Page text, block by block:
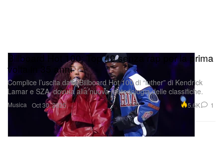
Musica
Billboard Hot 100: Top 40 senza rap per la prima
volta in 35 anni
Complice l’uscita dalla Billboard Hot 100 di “luther” di Kendrick
Lamar e SZA, dovuta alla nuova metodologia delle classifiche.
Oct 30, 2025 5.6K 1